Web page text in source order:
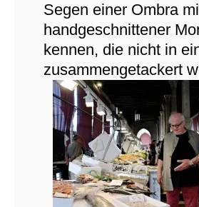
Segen einer Ombra
handgeschnittener
kennen, die nicht in
zusammengetackert